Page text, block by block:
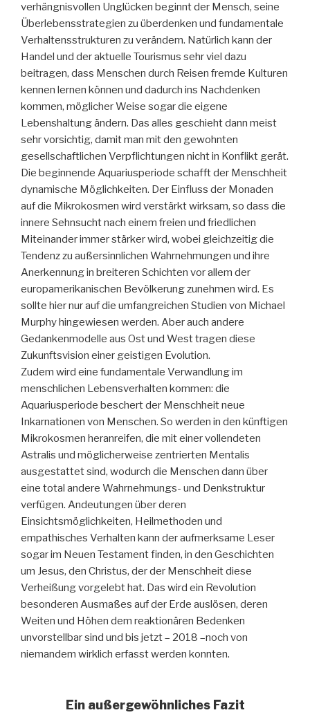
verhängnisvollen Unglücken beginnt der Mensch, seine
Überlebensstrategien zu überdenken und fundamentale
Verhaltensstrukturen zu verändern. Natürlich kann der
Handel und der aktuelle Tourismus sehr viel dazu
beitragen, dass Menschen durch Reisen fremde Kulturen
kennen lernen können und dadurch ins Nachdenken
kommen, möglicher Weise sogar die eigene
Lebenshaltung ändern. Das alles geschieht dann meist
sehr vorsichtig, damit man mit den gewohnten
gesellschaftlichen Verpflichtungen nicht in Konflikt gerät.
Die beginnende Aquariusperiode schafft der Menschheit
dynamische Möglichkeiten. Der Einfluss der Monaden
auf die Mikrokosmen wird verstärkt wirksam, so dass die
innere Sehnsucht nach einem freien und friedlichen
Miteinander immer stärker wird, wobei gleichzeitig die
Tendenz zu außersinnlichen Wahrnehmungen und ihre
Anerkennung in breiteren Schichten vor allem der
europamerikanischen Bevölkerung zunehmen wird. Es
sollte hier nur auf die umfangreichen Studien von Michael
Murphy hingewiesen werden. Aber auch andere
Gedankenmodelle aus Ost und West tragen diese
Zukunftsvision einer geistigen Evolution.
Zudem wird eine fundamentale Verwandlung im
menschlichen Lebensverhalten kommen: die
Aquariusperiode beschert der Menschheit neue
Inkarnationen von Menschen. So werden in den künftigen
Mikrokosmen heranreifen, die mit einer vollendeten
Astralis und möglicherweise zentrierten Mentalis
ausgestattet sind, wodurch die Menschen dann über
eine total andere Wahrnehmungs- und Denkstruktur
verfügen. Andeutungen über deren
Einsichtsmöglichkeiten, Heilmethoden und
empathisches Verhalten kann der aufmerksame Leser
sogar im Neuen Testament finden, in den Geschichten
um Jesus, den Christus, der der Menschheit diese
Verheißung vorgelebt hat. Das wird ein Revolution
besonderen Ausmaßes auf der Erde auslösen, deren
Weiten und Höhen dem reaktionären Bedenken
unvorstellbar sind und bis jetzt – 2018 –noch von
niemandem wirklich erfasst werden konnten.
Ein außergewöhnliches Fazit